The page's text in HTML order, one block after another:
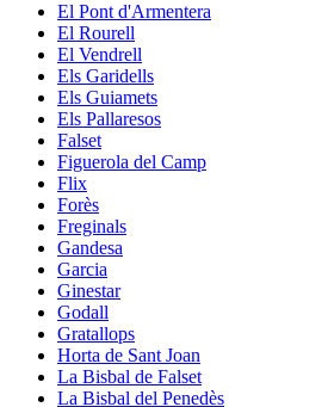
El Pont d'Armentera
El Rourell
El Vendrell
Els Garidells
Els Guiamets
Els Pallaresos
Falset
Figuerola del Camp
Flix
Forès
Freginals
Gandesa
Garcia
Ginestar
Godall
Gratallops
Horta de Sant Joan
La Bisbal de Falset
La Bisbal del Penedès